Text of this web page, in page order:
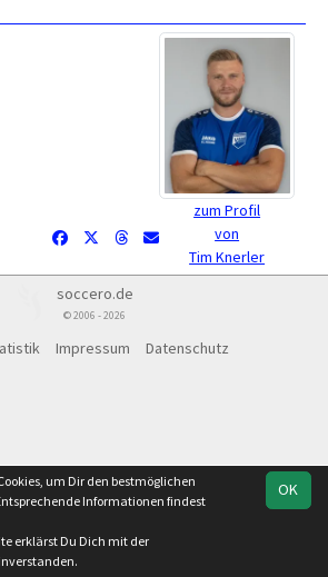
zum Profil
von
Tim Knerler
soccero.de
© 2006 - 2026
Impressum Datenschutz
OK
um Dir den bestmöglichen
Informationen findest
erklärst Du Dich mit der